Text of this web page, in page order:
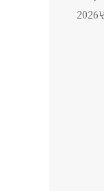
2026